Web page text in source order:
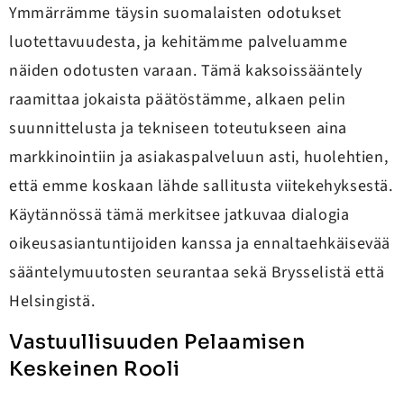
Ymmärrämme täysin suomalaisten odotukset
luotettavuudesta, ja kehitämme palveluamme
näiden odotusten varaan. Tämä kaksoissääntely
raamittaa jokaista päätöstämme, alkaen pelin
suunnittelusta ja tekniseen toteutukseen aina
markkinointiin ja asiakaspalveluun asti, huolehtien,
että emme koskaan lähde sallitusta viitekehyksestä.
Käytännössä tämä merkitsee jatkuvaa dialogia
oikeusasiantuntijoiden kanssa ja ennaltaehkäisevää
sääntelymuutosten seurantaa sekä Brysselistä että
Helsingistä.
Vastuullisuuden Pelaamisen
Keskeinen Rooli